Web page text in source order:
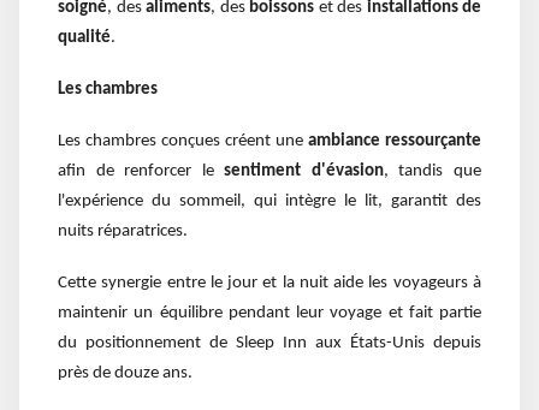
soigné, des aliments, des boissons et des installations de
qualité.
Les chambres
Les chambres conçues créent une ambiance ressourçante
afin de renforcer lesentiment d'évasion, tandis que
l'expérience du sommeil, qui intègre le lit, garantit des
nuits réparatrices.
Cette synergie entre le jour et la nuit aide les voyageurs à
maintenir un équilibre pendant leur voyage et fait partie
du positionnement de Sleep Inn aux États-Unis depuis
près de douze ans.